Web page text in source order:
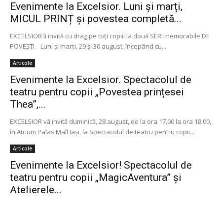
Evenimente la Excelsior. Luni și marți,
MICUL PRINȚ și povestea completă...
EXCELSIOR îi invită cu drag pe toți copiii la două SERI memorabile DE
POVEȘTI. Luni și marți, 29 și 30 august, începând cu...
Articole
Evenimente la Excelsior. Spectacolul de
teatru pentru copii „Povestea prințesei
Thea”,...
EXCELSIOR vă invită duminică, 28 august, de la ora 17.00 la ora 18.00,
în Atrium Palas Mall Iași, la Spectacolul de teatru pentru copii...
Articole
Evenimente la Excelsior! Spectacolul de
teatru pentru copii „MagicAventura” și
Atelierele...